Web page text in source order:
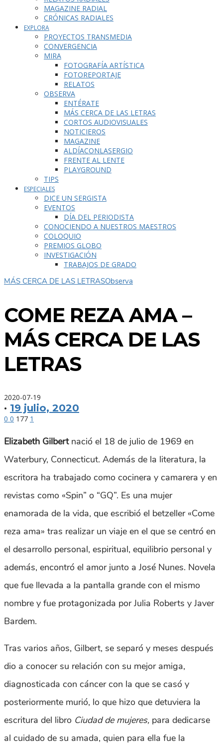
MAGAZINE RADIAL
CRÓNICAS RADIALES
EXPLORA
PROYECTOS TRANSMEDIA
CONVERGENCIA
MIRA
FOTOGRAFÍA ARTÍSTICA
FOTOREPORTAJE
RELATOS
OBSERVA
ENTÉRATE
MÁS CERCA DE LAS LETRAS
CORTOS AUDIOVISUALES
NOTICIEROS
MAGAZINE
ALDÍACONLASERGIO
FRENTE AL LENTE
PLAYGROUND
TIPS
ESPECIALES
DICE UN SERGISTA
EVENTOS
DÍA DEL PERIODISTA
CONOCIENDO A NUESTROS MAESTROS
COLOQUIO
PREMIOS GLOBO
INVESTIGACIÓN
TRABAJOS DE GRADO
MÁS CERCA DE LAS LETRASObserva
COME REZA AMA –
MÁS CERCA DE LAS
LETRAS
2020-07-19
· 19 julio, 2020
0 0 177 1
Elizabeth Gilbertnació el 18 de julio de 1969 en
Waterbury, Connecticut. Además de la literatura, la
escritora ha trabajado como cocinera y camarera y en
revistas como «Spin” o “GQ”. Es una mujer
enamorada de la vida, que escribió el betzeller «Come
reza ama» tras realizar un viaje en el que se centró en
el desarrollo personal, espiritual, equilibrio personal y
además, encontró el amor junto a José Nunes. Novela
que fue llevada a la pantalla grande con el mismo
nombre y fue protagonizada por Julia Roberts y Javer
Bardem.
Tras varios años, Gilbert, se separó y meses después
dio a conocer su relación con su mejor amiga,
diagnosticada con cáncer con la que se casó y
posteriormente murió, lo que hizo que detuviera la
escritura del libro Ciudad de mujeres, para dedicarse
al cuidado de su amada, quien para ella fue la